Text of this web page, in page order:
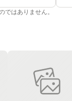
ではありません。